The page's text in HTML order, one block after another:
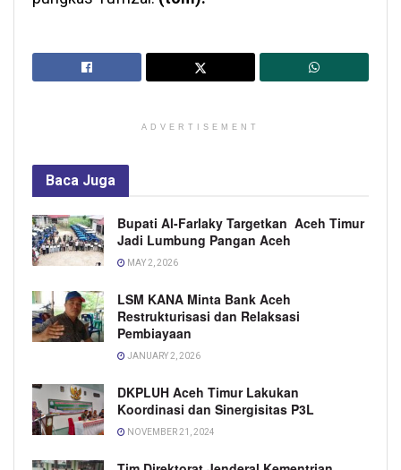
ADVERTISEMENT
Baca Juga
Bupati Al-Farlaky Targetkan Aceh Timur
Jadi Lumbung Pangan Aceh
MAY 2, 2026
LSM KANA Minta Bank Aceh
Restrukturisasi dan Relaksasi
Pembiayaan
JANUARY 2, 2026
DKPLUH Aceh Timur Lakukan
Koordinasi dan Sinergisitas P3L
NOVEMBER 21, 2024